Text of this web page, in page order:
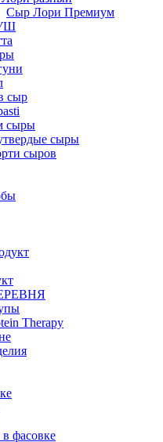
Сыр Лори Премиум
сыр
сыры
сыры
сыров
Therapy
фасовке